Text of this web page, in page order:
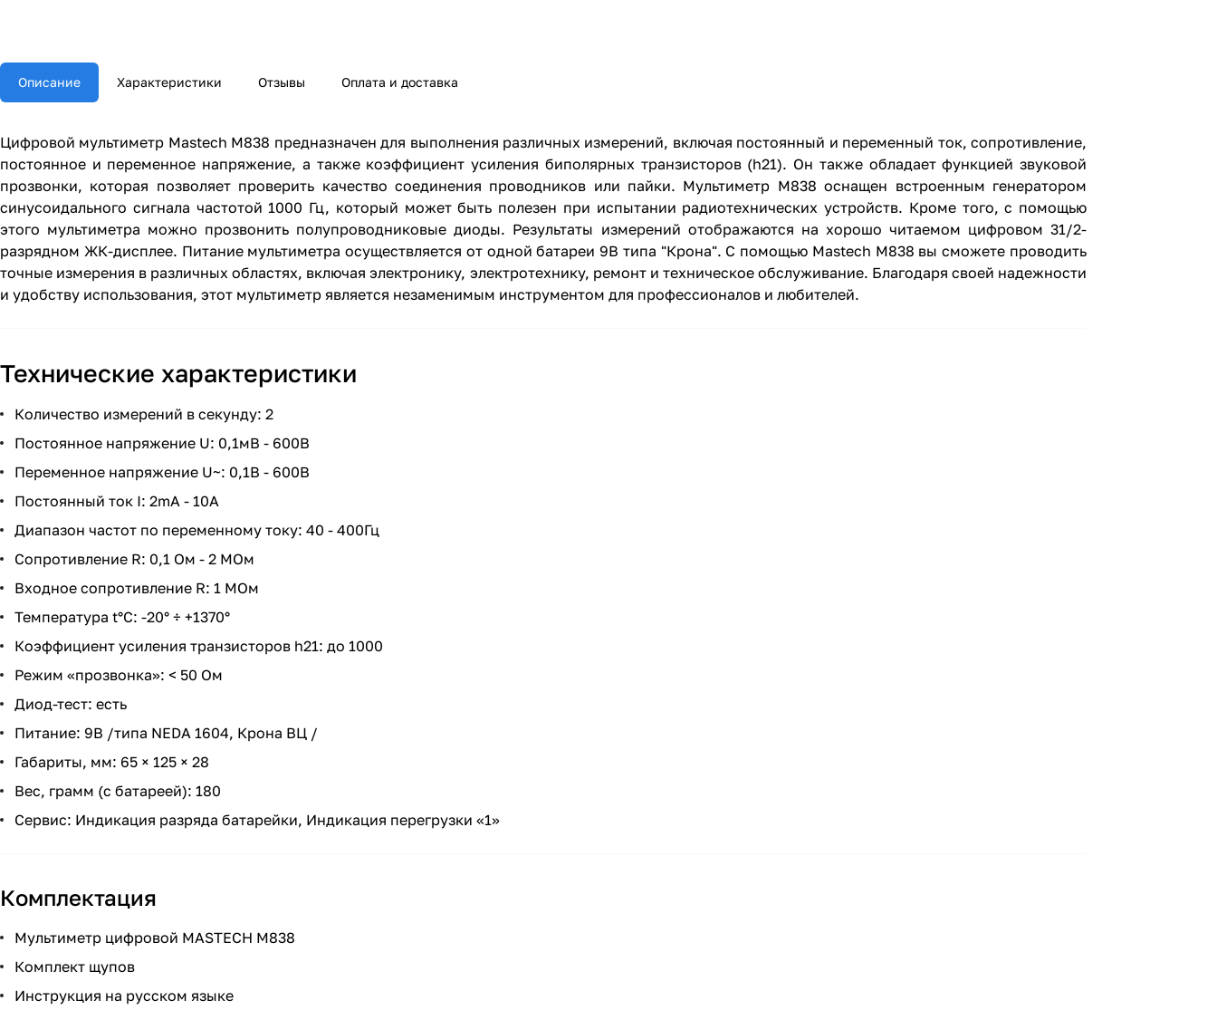
Описание Характеристики Отзывы Оплата и доставка
Цифровой мультиметр Mastech M838 предназначен для выполнения различных измерений, включая постоянный и переменный ток, сопротивление,
постоянное и переменное напряжение, а также коэффициент усиления биполярных транзисторов (h21). Он также обладает функцией звуковой
прозвонки, которая позволяет проверить качество соединения проводников или пайки. Мультиметр M838 оснащен встроенным генератором
синусоидального сигнала частотой 1000 Гц, который может быть полезен при испытании радиотехнических устройств. Кроме того, с помощью
этого мультиметра можно прозвонить полупроводниковые диоды. Результаты измерений отображаются на хорошо читаемом цифровом 31/2-
разрядном ЖК-дисплее. Питание мультиметра осуществляется от одной батареи 9В типа "Крона". С помощью Mastech M838 вы сможете проводить
точные измерения в различных областях, включая электронику, электротехнику, ремонт и техническое обслуживание. Благодаря своей надежности
и удобству использования, этот мультиметр является незаменимым инструментом для профессионалов и любителей.
Технические характеристики
Количество измерений в секунду: 2
Постоянное напряжение U: 0,1мВ - 600В
Переменное напряжение U~: 0,1В - 600В
Постоянный ток I: 2mA - 10A
Диапазон частот по переменному току: 40 - 400Гц
Сопротивление R: 0,1 Ом - 2 МОм
Входное сопротивление R: 1 МОм
Температура t°C: -20° ÷ +1370°
Коэффициент усиления транзисторов h21: до 1000
Режим «прозвонка»: < 50 Ом
Диод-тест: есть
Питание: 9В /типа NEDA 1604, Крона ВЦ /
Габариты, мм: 65 × 125 × 28
Вес, грамм (с батареей): 180
Сервис: Индикация разряда батарейки, Индикация перегрузки «1»
Комплектация
Мультиметр цифровой MASTECH M838
Комплект щупов
Инструкция на русском языке